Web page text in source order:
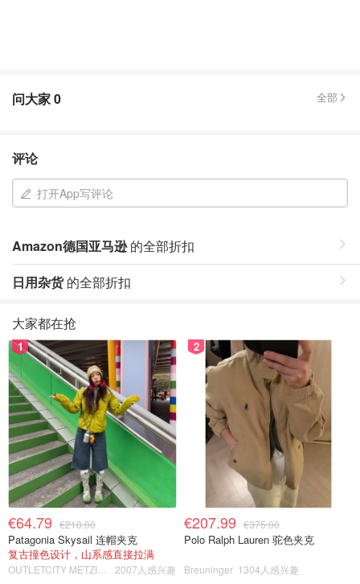
问大家0 全部
评论
打开App写评论
Amazon德国亚马逊的全部折扣
日用杂货的全部折扣
大家都在抢
1
€64.79 €210.00
Patagonia Skysail 连帽夹克
复古撞色设计，山系感直接拉满
2007人感兴趣
2
€207.99 €375.00
Polo Ralph Lauren 驼色夹克
Breuninger 1304人感兴趣